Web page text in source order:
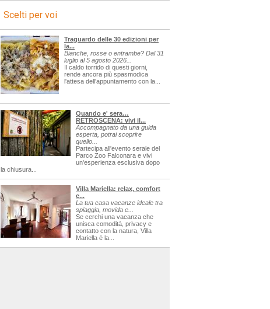
Scelti per voi
Traguardo delle 30 edizioni per
la...
Bianche, rosse o entrambe? Dal 31
luglio al 5 agosto 2026...
Il caldo torrido di questi giorni,
rende ancora più spasmodica
l'attesa dell'appuntamento con la...
Quando e' sera…
RETROSCENA: vivi il...
Accompagnato da una guida
esperta, potrai scoprire
quello...
Partecipa all'evento serale del
Parco Zoo Falconara e vivi
un'esperienza esclusiva dopo
la chiusura...
Villa Mariella: relax, comfort
e...
La tua casa vacanze ideale tra
spiaggia, movida e...
Se cerchi una vacanza che
unisca comodità, privacy e
contatto con la natura, Villa
Mariella è la...